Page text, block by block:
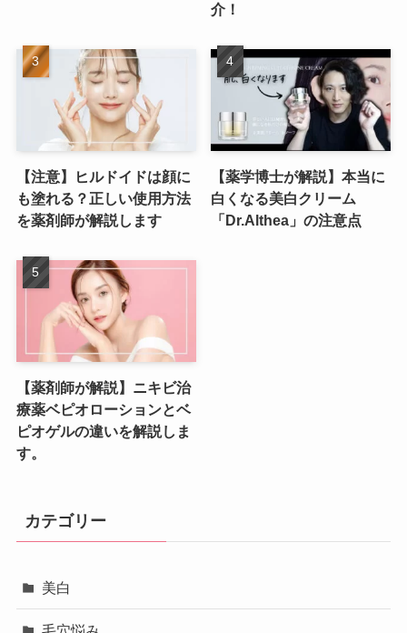
介！
【注意】ヒルドイドは顔に
も塗れる？正しい使用方法
を薬剤師が解説します
【薬学博士が解説】本当に
白くなる美白クリーム
「Dr.Althea」の注意点
【薬剤師が解説】ニキビ治
療薬ベピオローションとベ
ピオゲルの違いを解説しま
す。
カテゴリー
美白